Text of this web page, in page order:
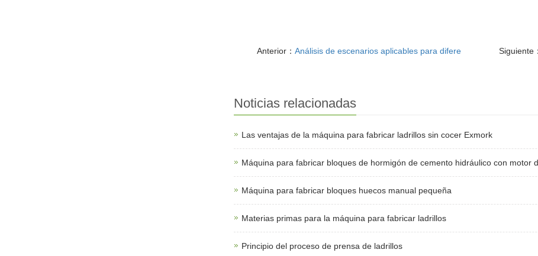
Anterior： Análisis de escenarios aplicables para difere Siguiente：
Noticias relacionadas
Las ventajas de la máquina para fabricar ladrillos sin cocer Exmork
Máquina para fabricar bloques de hormigón de cemento hidráulico con motor
Máquina para fabricar bloques huecos manual pequeña
Materias primas para la máquina para fabricar ladrillos
Principio del proceso de prensa de ladrillos